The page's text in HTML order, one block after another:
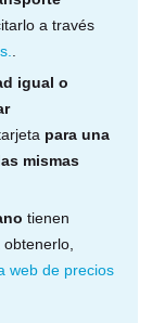
a
a través
igual o
para una
mismas
tienen
obtenerlo,
web de precios